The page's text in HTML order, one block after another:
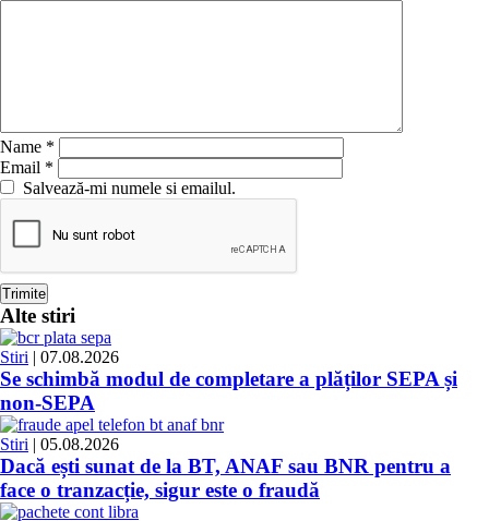
Name *
Email *
Salvează-mi numele si emailul.
Alte stiri
Stiri | 07.08.2026
Se schimbă modul de completare a plăților SEPA și
non-SEPA
Stiri | 05.08.2026
Dacă ești sunat de la BT, ANAF sau BNR pentru a
face o tranzacție, sigur este o fraudă